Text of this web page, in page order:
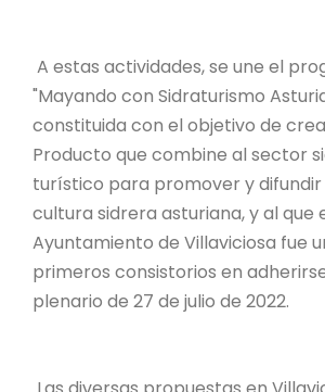
A estas actividades, se une el
"Mayando con Sidraturismo
constituida con el objetivo de
Producto que combine al sector
turístico para promover y difundir
cultura sidrera asturiana, y al que
Ayuntamiento de Villaviciosa fue
primeros consistorios en
plenario de 27 de julio de 2022.